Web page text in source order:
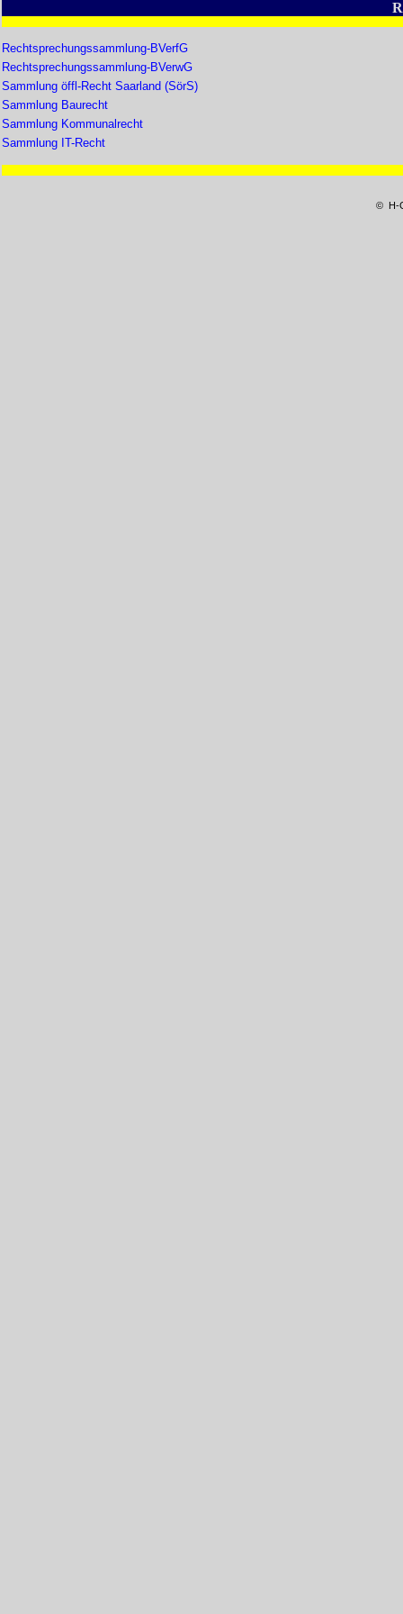
Rechtsprechungssammlung-BVerfG
Rechtsprechungssammlung-BVerwG
Sammlung öffl-Recht Saarland (SörS)
Sammlung Baurecht
Sammlung Kommunalrecht
Sammlung IT-Recht
© H-